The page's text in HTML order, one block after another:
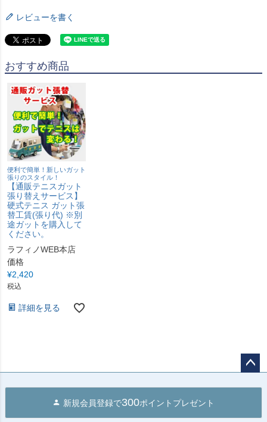
レビューを書く
おすすめ商品
便利で簡単！新しいガット
張りのスタイル！
【通販テニスガット
張り替えサービス】
硬式テニス ガット張
替工賃(張り代) ※別
途ガットを購入して
ください。
ラフィノWEB本店
価格
¥2,420
税込
詳細を見る
へ
新規会員登録で300ポイントプレゼント